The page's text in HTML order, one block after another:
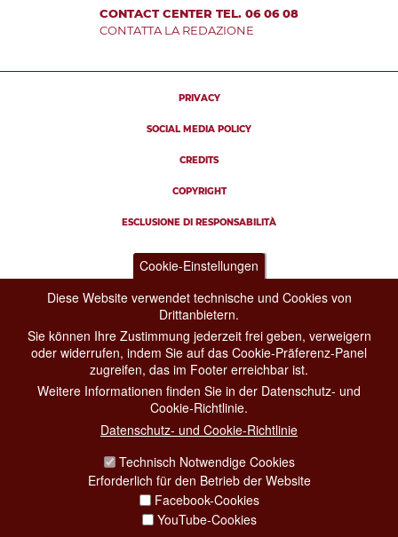
CONTACT CENTER TEL. 06 06 08
CONTATTA LA REDAZIONE
PRIVACY
SOCIAL MEDIA POLICY
CREDITS
COPYRIGHT
ESCLUSIONE DI RESPONSABILITÀ
Cookie-Einstellungen
Diese Website verwendet technische und Cookies von
Drittanbietern.
Sie können Ihre Zustimmung jederzeit frei geben, verweigern
oder widerrufen, indem Sie auf das Cookie-Präferenz-Panel
zugreifen, das im Footer erreichbar ist.
Weitere Informationen finden Sie in der Datenschutz- und
Cookie-Richtlinie.
Datenschutz- und Cookie-Richtlinie
Technisch Notwendige Cookies
Erforderlich für den Betrieb der Website
Facebook-Cookies
YouTube-Cookies